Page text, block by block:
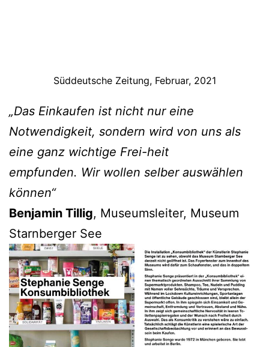
Süddeutsche Zeitung, Februar, 2021
„Das Einkaufen ist nicht nur eine
Notwendigkeit, sondern wird von uns als
eine ganz wichtige Frei-heit
empfunden. Wir wollen selber auswahlen
konnen“
Benjamin Tillig, Museumsleiter, Museum
Starnberger See